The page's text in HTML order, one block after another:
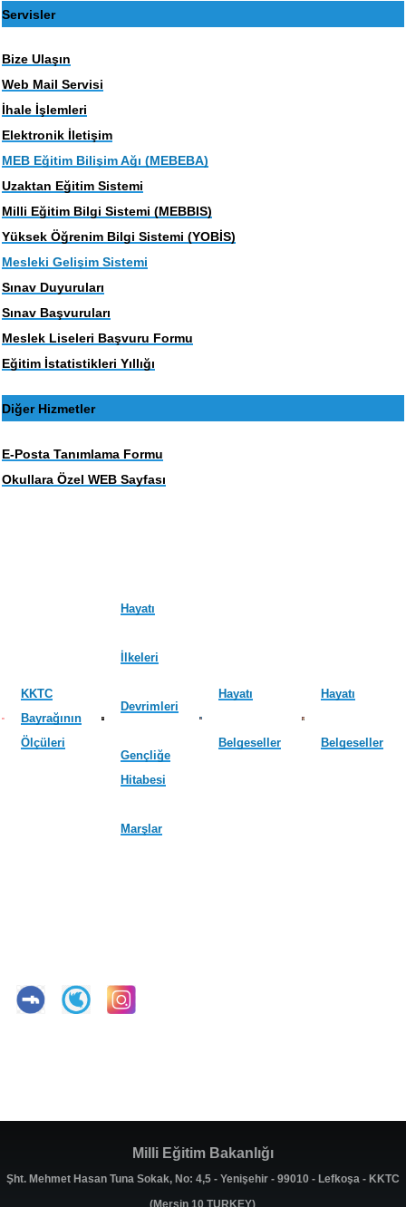
Servisler
Bize Ulaşın
Web Mail Servisi
İhale İşlemleri
Elektronik İletişim
MEB Eğitim Bilişim Ağı (MEBEBA)
Uzaktan Eğitim Sistemi
Milli Eğitim Bilgi Sistemi (MEBBIS)
Yüksek Öğrenim Bilgi Sistemi (YOBİS)
Mesleki Gelişim Sistemi
Sınav Duyuruları
Sınav Başvuruları
Meslek Liseleri Başvuru Formu
Eğitim İstatistikleri Yıllığı
Diğer Hizmetler
E-Posta Tanımlama Formu
Okullara Özel WEB Sayfası
KKTC
Bayrağının
Ölçüleri
Hayatı
İlkeleri
Devrimleri
Gençliğe
Hitabesi
Marşlar
Hayatı
Belgeseller
Hayatı
Belgeseller
Milli Eğitim Bakanlığı
Şht. Mehmet Hasan Tuna Sokak, No: 4,5 - Yenişehir - 99010 - Lefkoşa - KKTC
(Mersin 10 TURKEY)